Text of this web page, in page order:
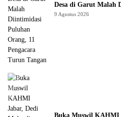
Desa di Garut Malah
11 Pengacara Turun
9 Agustus 2026
Buka Muswil KAHMI